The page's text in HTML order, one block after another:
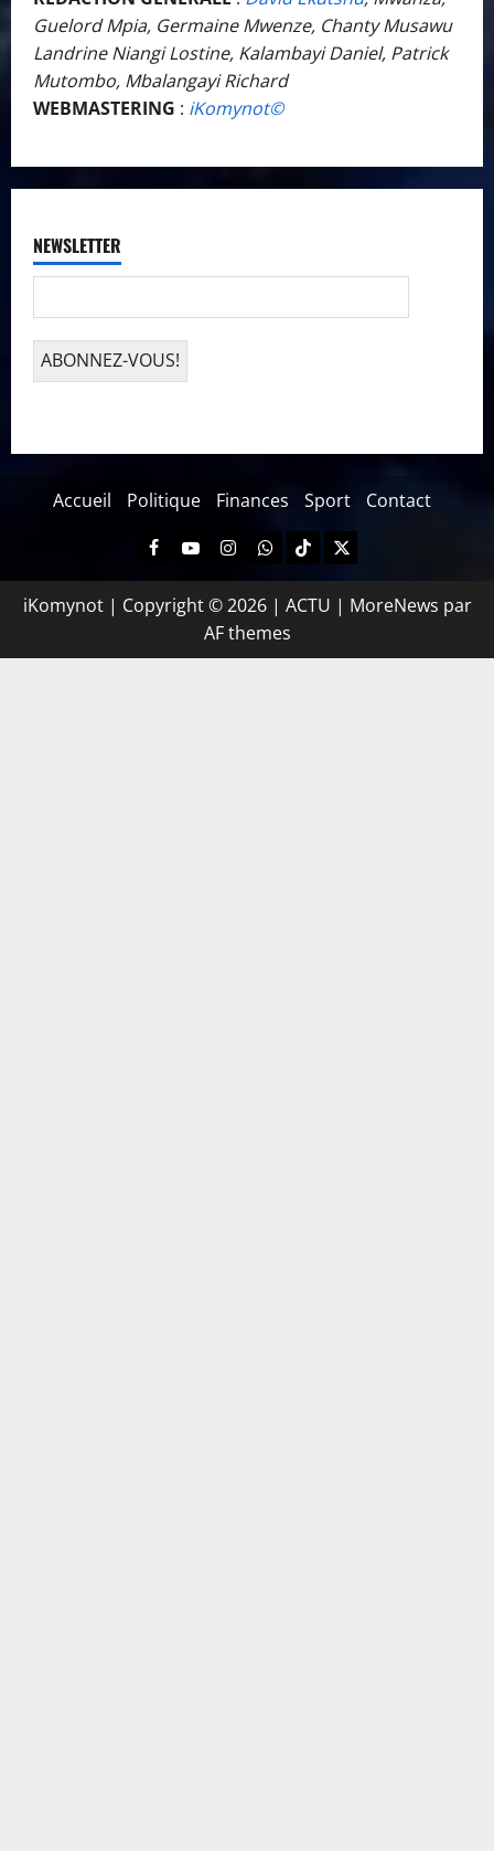
Guelord Mpia, Germaine Mwenze, Chanty Musawu
Landrine Niangi Lostine, Kalambayi Daniel, Patrick
Mutombo, Mbalangayi Richard
WEBMASTERING : iKomynot©️
NEWSLETTER
Accueil Politique Finances Sport Contact
iKomynot | Copyright © 2026 | ACTU | MoreNews par
AF themes